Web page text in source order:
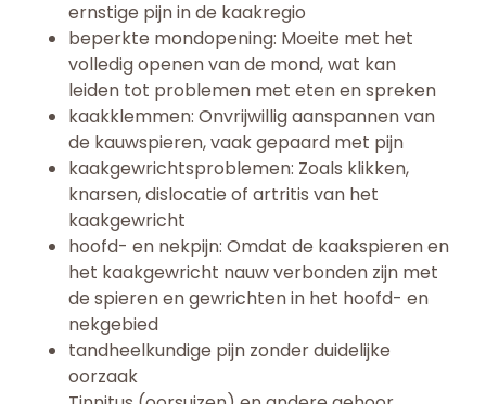
ernstige pijn in de kaakregio
beperkte mondopening: Moeite met het
volledig openen van de mond, wat kan
leiden tot problemen met eten en spreken
kaakklemmen: Onvrijwillig aanspannen van
de kauwspieren, vaak gepaard met pijn
kaakgewrichtsproblemen: Zoals klikken,
knarsen, dislocatie of artritis van het
kaakgewricht
hoofd- en nekpijn: Omdat de kaakspieren en
het kaakgewricht nauw verbonden zijn met
de spieren en gewrichten in het hoofd- en
nekgebied
tandheelkundige pijn zonder duidelijke
oorzaak